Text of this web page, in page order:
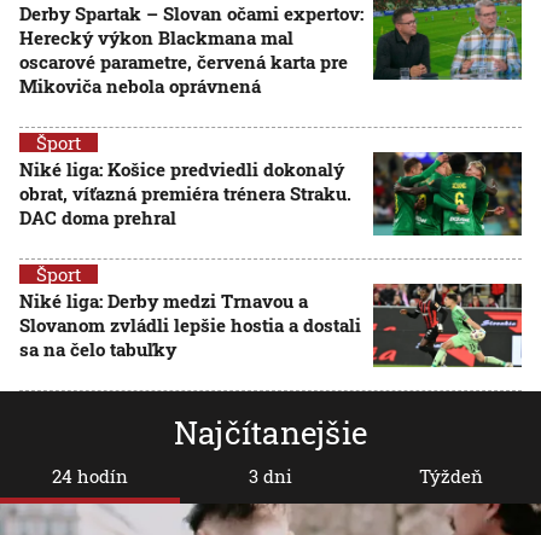
Derby Spartak – Slovan očami expertov:
Herecký výkon Blackmana mal
oscarové parametre, červená karta pre
Mikoviča nebola oprávnená
Šport
Niké liga: Košice predviedli dokonalý
obrat, víťazná premiéra trénera Straku.
DAC doma prehral
Šport
Niké liga: Derby medzi Trnavou a
Slovanom zvládli lepšie hostia a dostali
sa na čelo tabuľky
Najčítanejšie
24 hodín 3 dni Týždeň